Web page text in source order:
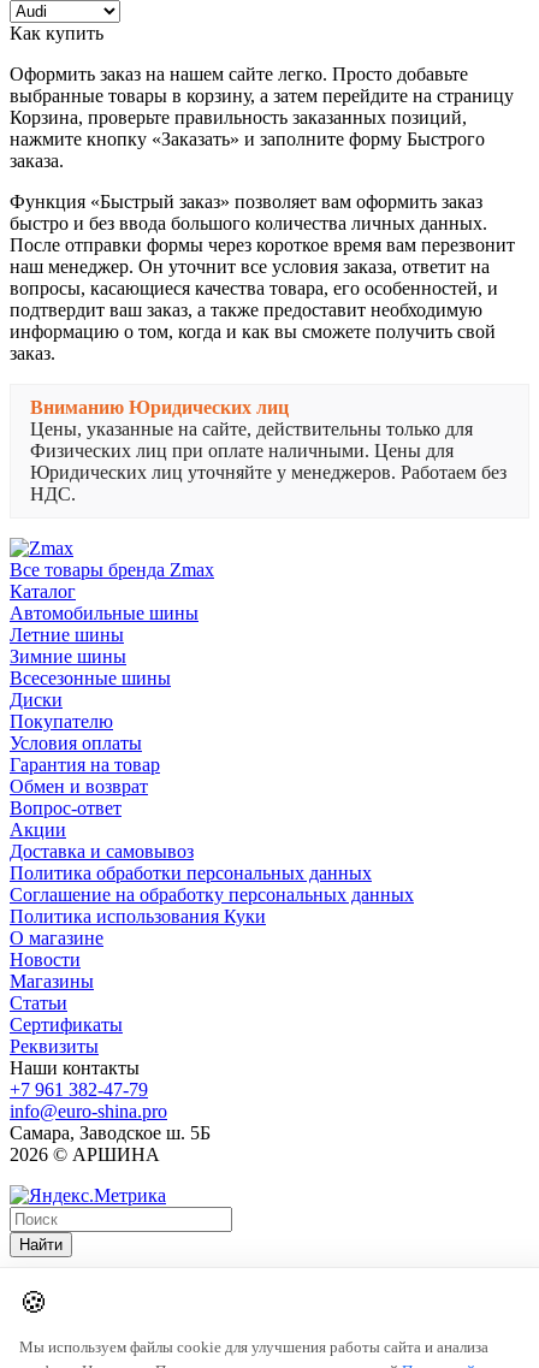
Как купить
Оформить заказ на нашем сайте легко. Просто добавьте
выбранные товары в корзину, а затем перейдите на страницу
Корзина, проверьте правильность заказанных позиций,
нажмите кнопку «Заказать» и заполните форму Быстрого
заказа.
Функция «Быстрый заказ» позволяет вам оформить заказ
быстро и без ввода большого количества личных данных.
После отправки формы через короткое время вам перезвонит
наш менеджер. Он уточнит все условия заказа, ответит на
вопросы, касающиеся качества товара, его особенностей, и
подтвердит ваш заказ, а также предоставит необходимую
информацию о том, когда и как вы сможете получить свой
заказ.
Вниманию Юридических лиц
Цены, указанные на сайте, действительны только для
Физических лиц при оплате наличными. Цены для
Юридических лиц уточняйте у менеджеров. Работаем без
НДС.
Все товары бренда Zmax
Каталог
Автомобильные шины
Летние шины
Зимние шины
Всесезонные шины
Диски
Покупателю
Условия оплаты
Гарантия на товар
Обмен и возврат
Вопрос-ответ
Акции
Доставка и самовывоз
Политика обработки персональных данных
Соглашение на обработку персональных данных
Политика использования Куки
О магазине
Новости
Магазины
Статьи
Сертификаты
Реквизиты
Наши контакты
+7 961 382-47-79
info@euro-shina.pro
Самара, Заводское ш. 5Б
2026 © АРШИНА
Найти
🍪
Мы используем файлы cookie для улучшения работы сайта и анализа